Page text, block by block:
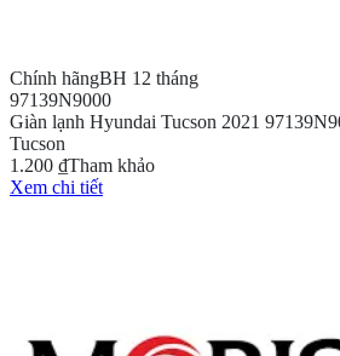
Chính hãngBH 12 tháng
97139N9000
Giàn lạnh Hyundai Tucson 2021
Tucson
1.200 ₫Tham khảo
Xem chi tiết